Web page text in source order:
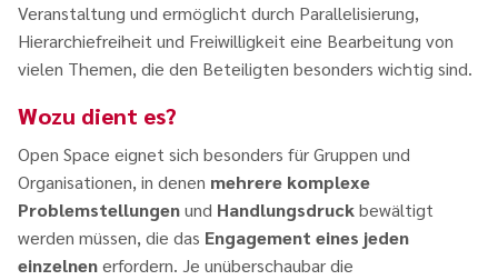
Veranstaltung und ermöglicht durch Parallelisierung,
Hierarchiefreiheit und Freiwilligkeit eine Bearbeitung von
vielen Themen, die den Beteiligten besonders wichtig sind.
Wozu dient es?
Open Space eignet sich besonders für Gruppen und
Organisationen, in denen mehrere komplexe
Problemstellungenund Handlungsdruckbewältigt
werden müssen, die das Engagement eines jeden
einzelnenerfordern. Je unüberschaubar die